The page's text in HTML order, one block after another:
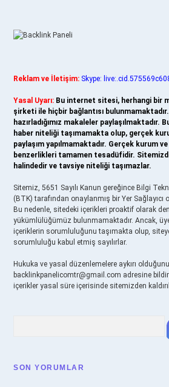
Reklam ve İletişim: Skype:
Yasal Uyarı: Bu internet sitesi, herhangi bir
şirketi ile hiçbir bağlantısı
hazırladığımız makaleler paylaşılmaktadır.
haber niteliği taşımamakta olup, gerçek
paylaşım yapılmamaktadır. Gerçek kurum
benzerlikleri tamamen tesadüfidir.
halindedir ve tavsiye niteliği taşımazlar.
Sitemiz, 5651 Sayılı Kanun gereğince Bilgi
(BTK) tarafından onaylanmış bir Yer
Bu nedenle, sitedeki içerikleri proaktif olarak
yükümlülüğümüz bulunmamaktadır. Ancak,
içeriklerin sorumluluğunu taşımakta olup,
sorumluluğu kabul etmiş sayılırlar.
Hukuka ve yasal düzenlemelere aykırı
backlinkpanelicomtr@gmail.com adresine
içerikler yasal süre içerisinde sitemizden
SON YORUMLAR